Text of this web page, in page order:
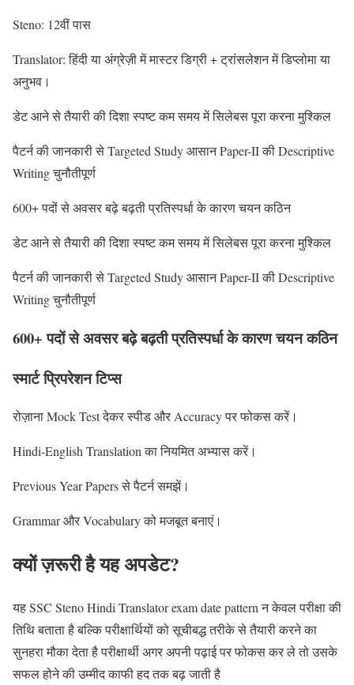
Steno: 12वीं पास
Translator: हिंदी या अंग्रेज़ी में मास्टर डिग्री + ट्रांसलेशन में डिप्लोमा या
अनुभव।
डेट आने से तैयारी की दिशा स्पष्ट कम समय में सिलेबस पूरा करना मुश्किल
पैटर्न की जानकारी से Targeted Study आसान Paper-II की Descriptive
Writing चुनौतीपूर्ण
600+ पदों से अवसर बढ़े बढ़ती प्रतिस्पर्धा के कारण चयन कठिन
डेट आने से तैयारी की दिशा स्पष्ट कम समय में सिलेबस पूरा करना मुश्किल
पैटर्न की जानकारी से Targeted Study आसान Paper-II की Descriptive
Writing चुनौतीपूर्ण
600+ पदों से अवसर बढ़े बढ़ती प्रतिस्पर्धा के कारण चयन कठिन
स्मार्ट प्रिपरेशन टिप्स
रोज़ाना Mock Test देकर स्पीड और Accuracy पर फोकस करें।
Hindi‑English Translation का नियमित अभ्यास करें।
Previous Year Papers से पैटर्न समझें।
Grammar और Vocabulary को मजबूत बनाएं।
क्यों ज़रूरी है यह अपडेट?
यह SSC Steno Hindi Translator exam date pattern न केवल परीक्षा की
तिथि बताता है बल्कि परीक्षार्थियों को सूचीबद्ध तरीके से तैयारी करने का
सुनहरा मौका देता है परीक्षार्थी अगर अपनी पढ़ाई पर फोकस कर ले तो उसके
सफल होने की उम्मीद काफी हद तक बढ़ जाती है